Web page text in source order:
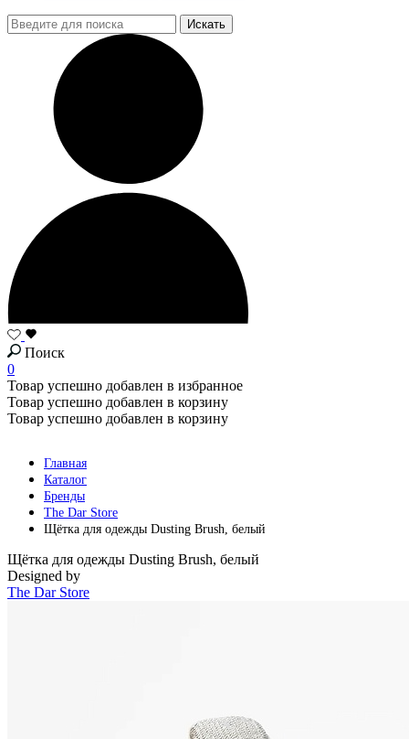
Поиск
0
Товар успешно добавлен в избранное
Товар успешно добавлен в корзину
Товар успешно добавлен в корзину
Главная
Каталог
Бренды
The Dar Store
Щётка для одежды Dusting Brush, белый
Щётка для одежды Dusting Brush, белый
Designed by
The Dar Store